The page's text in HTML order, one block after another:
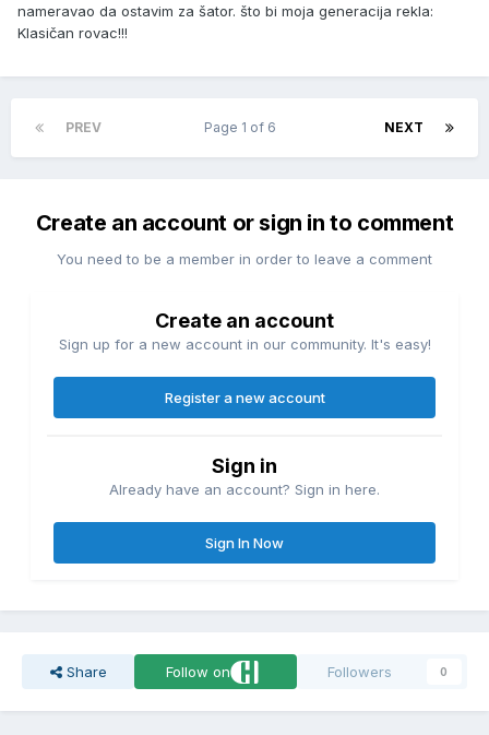
nameravao da ostavim za šator. što bi moja generacija rekla:
Klasičan rovac!!!
PREV NEXT
Page 1 of 6
Create an account or sign in to comment
You need to be a member in order to leave a comment
Create an account
Sign up for a new account in our community. It's easy!
Register a new account
Sign in
Already have an account? Sign in here.
Sign In Now
Share Follow on Followers 0